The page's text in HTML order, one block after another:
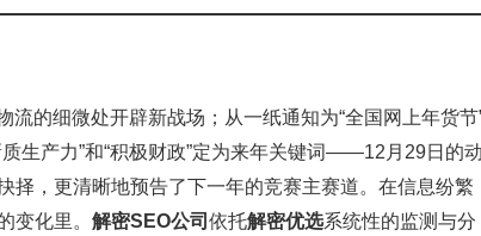
的细微处开辟新战场；从一纸通知为“全国网上年货节
生产力”和“积极财政”定为来年关键词——12月29日的
择，更清晰地预告了下一年的竞赛主赛道。在信息纷繁
变化里。 解密SEO公司 依托解密优选系统性的监测与分